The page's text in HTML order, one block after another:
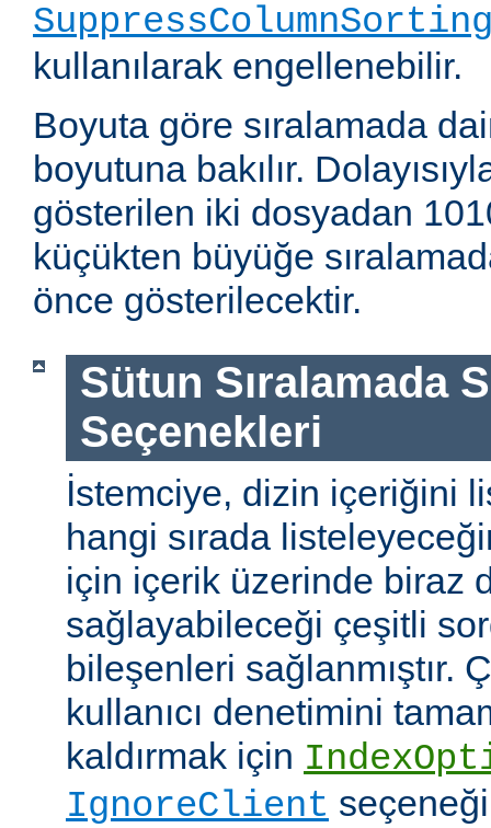
kullanılarak engellenebilir.
Boyuta göre sıralamada
boyutuna bakılır.
gösterilen iki dosyadan
küçükten büyüğe
önce gösterilecektir.
Sütun Sıralamada
Seçenekleri
İstemciye, dizin içeriğini
hangi sırada
için içerik üzerinde biraz
sağlayabileceği çeşitli
bileşenleri sağlanmıştır.
kullanıcı denetimini
kaldırmak için
IgnoreClient